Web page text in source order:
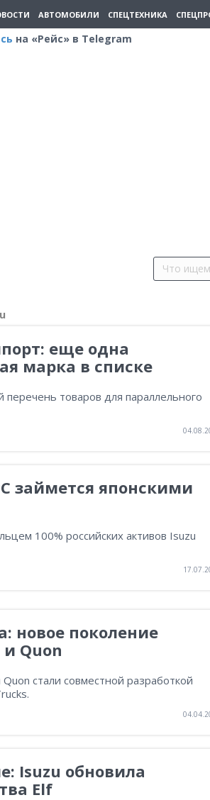
АВТОМОБИЛИ СПЕЦТЕХНИКА
на «Рейс» в Telegram
еще одна
марка в списке
товаров для параллельного
займется японскими
100% российских активов Isuzu
новое поколение
и Quon
стали совместной разработкой
Isuzu обновила
Elf